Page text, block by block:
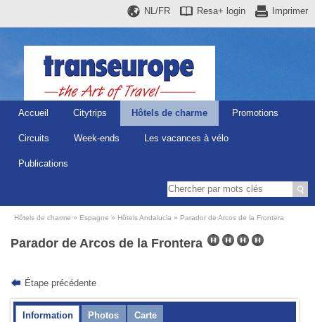
Imprimer
Resa+ login
NL/FR
Accueil Citytrips Hôtels de charme Promotions
Circuits Week-ends Les vacances à vélo
Publications
Hôtels de charme Espagne Hôtels Andalucia Parador de Arcos de la Frontera
Parador de Arcos de la Frontera
Étape précédente
Information Photos Carte